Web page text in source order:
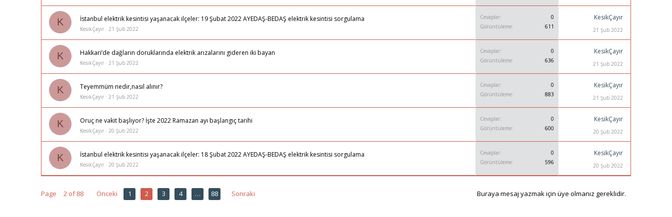
K İstanbul elektrik kesintisi yaşanacak ilçeler: 19 Şubat 2022 AYEDAŞ-BEDAŞ elektrik kesintisi sorgulama
KesikÇayır 21 Şub 2022
Cevaplar
0
Görüntüleme
611
KesikÇayır
21 Şub 2022
K Hakkari’de dağların doruklarında elektrik arızalarını gideren iki bayan
KesikÇayır 21 Şub 2022
Cevaplar
0
Görüntüleme
636
KesikÇayır
21 Şub 2022
K Teyemmüm nedir,nasıl alınır?
KesikÇayır 21 Şub 2022
Cevaplar
0
Görüntüleme
883
KesikÇayır
21 Şub 2022
K Oruç ne vakit başlıyor? İşte 2022 Ramazan ayı başlangıç tarihi
KesikÇayır 20 Şub 2022
Cevaplar
0
Görüntüleme
600
KesikÇayır
20 Şub 2022
K İstanbul elektrik kesintisi yaşanacak ilçeler: 18 Şubat 2022 AYEDAŞ-BEDAŞ elektrik kesintisi sorgulama
KesikÇayır 20 Şub 2022
Cevaplar
0
Görüntüleme
596
KesikÇayır
20 Şub 2022
Page 2 of 88 Önceki 1 2 3 4 … 88 Sonraki Buraya mesaj yazmak için üye olmanız gereklidir.